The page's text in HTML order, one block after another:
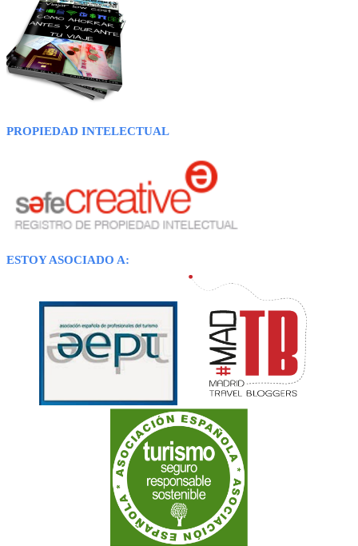
PROPIEDAD INTELECTUAL
ESTOY ASOCIADO A: